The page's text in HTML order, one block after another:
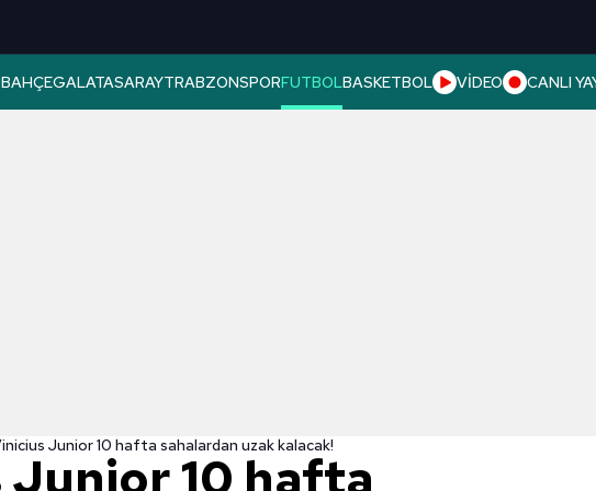
GALATASARAYTRABZONSPORFUTBOLBASKETBOL VİDEO CANLI
Junior 10 hafta sahalardan uzak kalacak!
10 hafta